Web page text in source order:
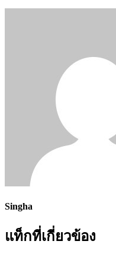
Singha
แท็กที่เกี่ยวข้อง